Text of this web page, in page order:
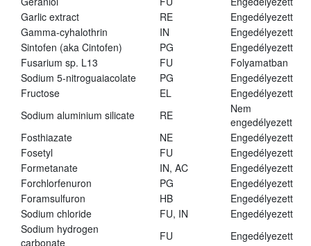
Garlic extract
RE
Engedélyezett
Gamma-cyhalothrin
IN
Engedélyezett
Sintofen (aka Cintofen)
PG
Engedélyezett
Fusarium sp. L13
FU
Folyamatban
Sodium 5-nitroguaiacolate
PG
Engedélyezett
Fructose
EL
Engedélyezett
Sodium aluminium silicate
RE
Nem
engedélyezett
Fosthiazate
NE
Engedélyezett
Fosetyl
FU
Engedélyezett
Formetanate
IN, AC
Engedélyezett
Forchlorfenuron
PG
Engedélyezett
Foramsulfuron
HB
Engedélyezett
Sodium chloride
FU, IN
Engedélyezett
Sodium hydrogen
carbonate
FU
Engedélyezett